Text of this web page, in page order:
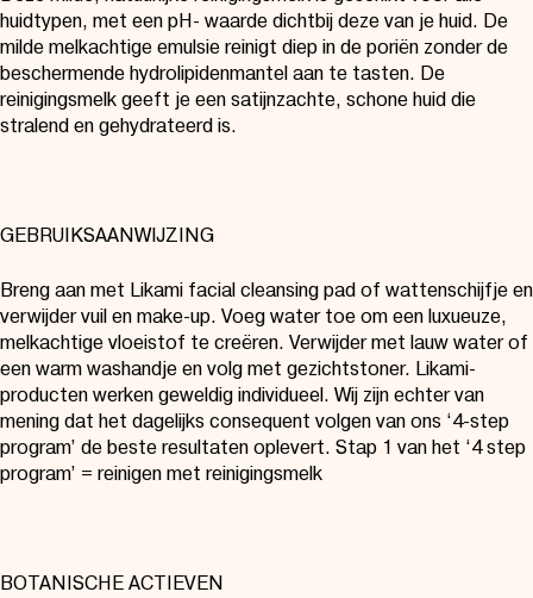
huidtypen, met een pH- waarde dichtbij deze van je huid. De
milde melkachtige emulsie reinigt diep in de poriën zonder de
beschermende hydrolipidenmantel aan te tasten. De
reinigingsmelk geeft je een satijnzachte, schone huid die
stralend en gehydrateerd is.
GEBRUIKSAANWIJZING
Breng aan met Likami facial cleansing pad of wattenschijfje en
verwijder vuil en make-up. Voeg water toe om een luxueuze,
melkachtige vloeistof te creëren. Verwijder met lauw water of
een warm washandje en volg met gezichtstoner. Likami-
producten werken geweldig individueel. Wij zijn echter van
mening dat het dagelijks consequent volgen van ons ‘4-step
program’ de beste resultaten oplevert. Stap 1 van het ‘4 step
program’ = reinigen met reinigingsmelk
BOTANISCHE ACTIEVEN